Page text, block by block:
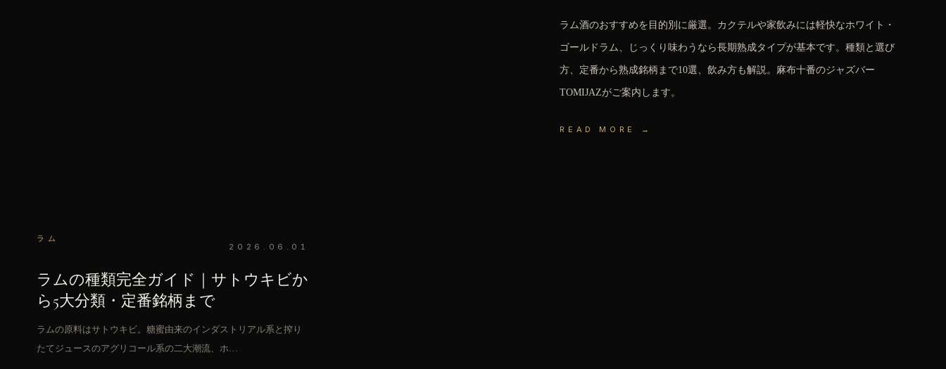
ラム酒のおすすめを目的別に厳選。カクテルや家飲みには軽快なホワイト・
ゴールドラム、じっくり味わうなら長期熟成タイプが基本です。種類と選び
方、定番から熟成銘柄まで10選、飲み方も解説。麻布十番のジャズバー
TOMIJAZがご案内します。
READ MORE →
ラム
2026.06.01
ラムの種類完全ガイド｜サトウキビか
ら5大分類・定番銘柄まで
ラムの原料はサトウキビ。糖蜜由来のインダストリアル系と搾り
たてジュースのアグリコール系の二大潮流、ホ…